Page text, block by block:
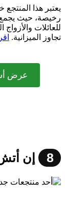
يعتبر هذا
رخيصة، حيث يجمع
للعائلات
تجاوز الميزانية.
عرض
8 إن